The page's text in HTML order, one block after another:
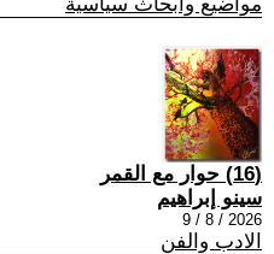
(16) حوار مع القمر
سينو إبراهيم
2026 / 8 / 9
الادب والفن